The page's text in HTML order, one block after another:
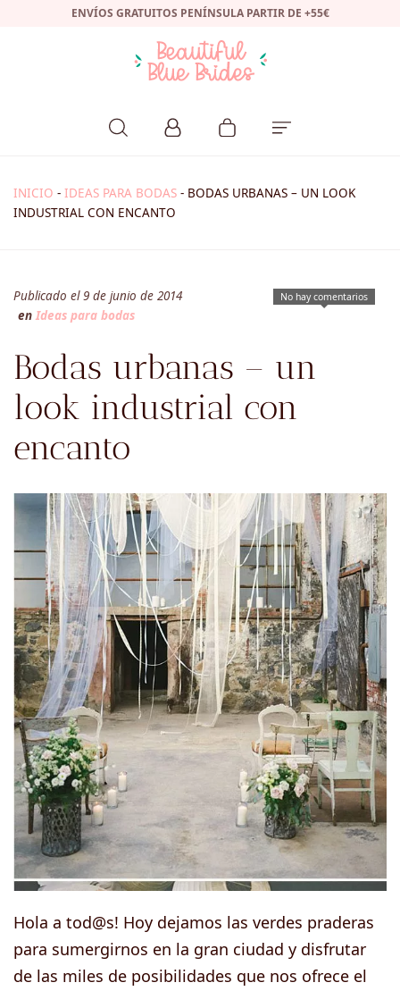
ENVÍOS GRATUITOS PENÍNSULA PARTIR DE +55€
INICIO - IDEAS PARA BODAS - BODAS URBANAS – UN LOOK
INDUSTRIAL CON ENCANTO
No hay comentarios
Publicado el 9 de junio de 2014
en Ideas para bodas
Bodas urbanas – un
look industrial con
encanto
Hola a tod@s! Hoy dejamos las verdes praderas
para sumergirnos en la gran ciudad y disfrutar
de las miles de posibilidades que nos ofrece el